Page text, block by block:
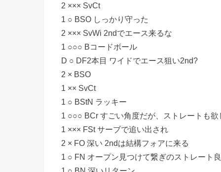
2 ××× SvCt
1 ○ BSO しっかり守った
2 ××× SvWi 2ndでエース来るな
1 ○○○ Bコードボール
D ○ DF2本目 ワイドでエース狙い2nd?
2 × BSO
1 ×× SvCt
1 ○ BStN ラッキー
1 ○○○ BCr すごい角度だが、ストレートも欲
1 ××× FSt サーブで追い出され
2 × FO 深い 2ndは結構フォアに来る
1 ○ FN オープン見つけて繋ぎのストレート